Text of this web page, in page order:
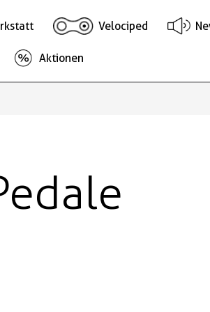
Velociped
Aktionen